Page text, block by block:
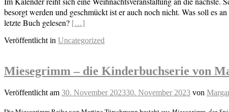
besorgt werden und geschmückt ist er auch noch nicht. Was soll es
letzte Buch gelesen? […]
Veröffentlicht in Uncategorized
Miesegrimm – die Kinderbuchserie von
Veröffentlicht am 30. November 202330. November 2023 von